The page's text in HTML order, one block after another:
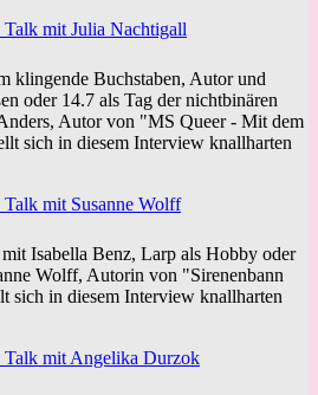
mit Julia Nachtigall
klingende Buchstaben, Autor und
oder 14.7 als Tag der nichtbinären
Autor von "MS Queer - Mit dem
sich in diesem Interview knallharten
mit Susanne Wolff
Isabella Benz, Larp als Hobby oder
Wolff, Autorin von "Sirenenbann
sich in diesem Interview knallharten
mit Angelika Durzok